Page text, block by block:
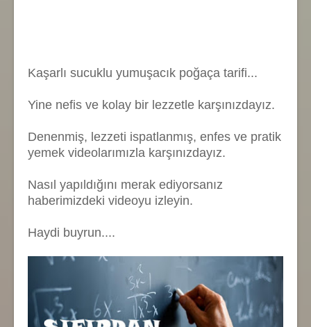
Kaşarlı sucuklu yumuşacık poğaça tarifi...
Yine nefis ve kolay bir lezzetle karşınızdayız.
Denenmiş, lezzeti ispatlanmış, enfes ve pratik
yemek videolarımızla karşınızdayız.
Nasıl yapıldığını merak ediyorsanız
haberimizdeki videoyu izleyin.
Haydi buyrun....